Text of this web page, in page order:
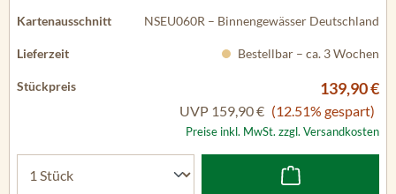
NSEU060R – Binnengewässer Deutschland
Bestellbar – ca. 3 Wochen
139,90 €
UVP 159,90 € (12.51% gespart)
Preise inkl. MwSt. zzgl. Versandkosten